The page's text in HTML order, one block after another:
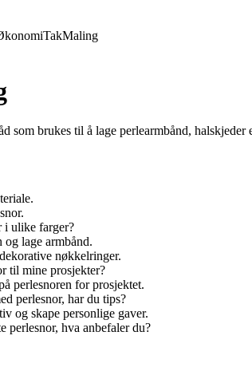
TakMaling
som brukes til å lage perlearmbånd,
i ulike farger?
og lage armbånd.
nøkkelringer.
til mine prosjekter?
perlesnoren for prosjektet.
perlesnor, har du tips?
og skape personlige gaver.
hva anbefaler du?